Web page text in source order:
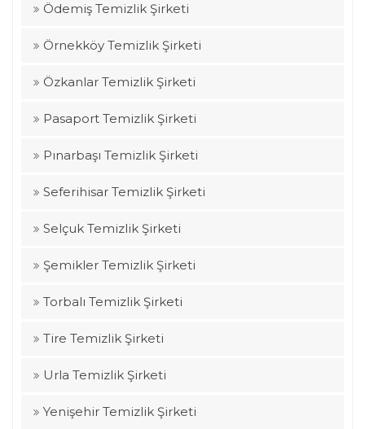
Ödemiş Temizlik Şirketi
Örnekköy Temizlik Şirketi
Özkanlar Temizlik Şirketi
Pasaport Temizlik Şirketi
Pınarbaşı Temizlik Şirketi
Seferihisar Temizlik Şirketi
Selçuk Temizlik Şirketi
Şemikler Temizlik Şirketi
Torbalı Temizlik Şirketi
Tire Temizlik Şirketi
Urla Temizlik Şirketi
Yenişehir Temizlik Şirketi